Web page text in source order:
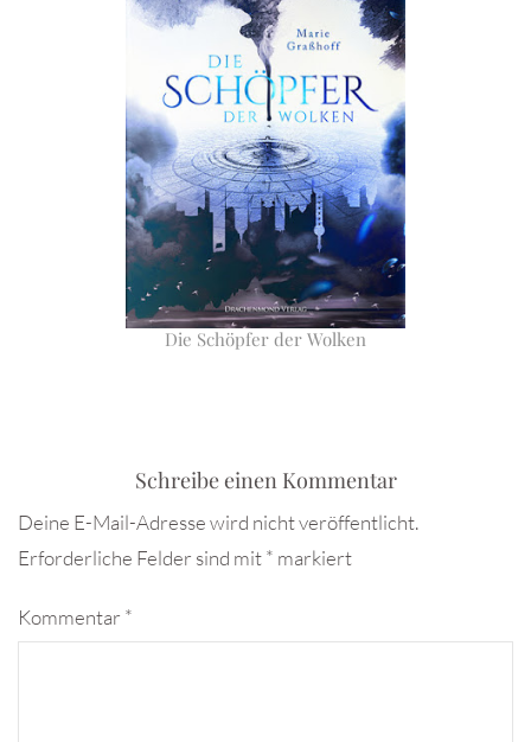
Die Schöpfer der Wolken
Schreibe einen Kommentar
Deine E-Mail-Adresse wird nicht veröffentlicht.
Erforderliche Felder sind mit* markiert
Kommentar *